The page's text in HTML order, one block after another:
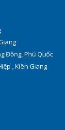
Đông, Phú Quốc
, Kiên Giang